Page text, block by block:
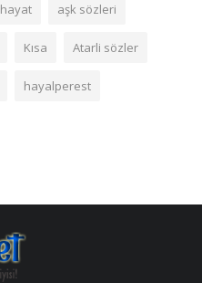
hayat aşk sözleri
Kısa Atarli sözler
hayalperest